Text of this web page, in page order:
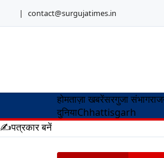
| contact@surgujatimes.in
होमताज़ा खबरेंसरगुजा संभाग
दुनियाChhattisgarh
✍️पत्रकार बनें